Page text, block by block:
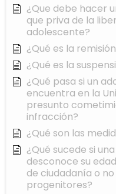
¿Que debe hacer
que priva de la
adolescente?
¿Qué es la
¿Qué es la
¿Qué pasa si un
encuentra en la
presunto
infracción?
¿Qué son las
¿Qué sucede si
desconoce su
de ciudadanía o
progenitores?